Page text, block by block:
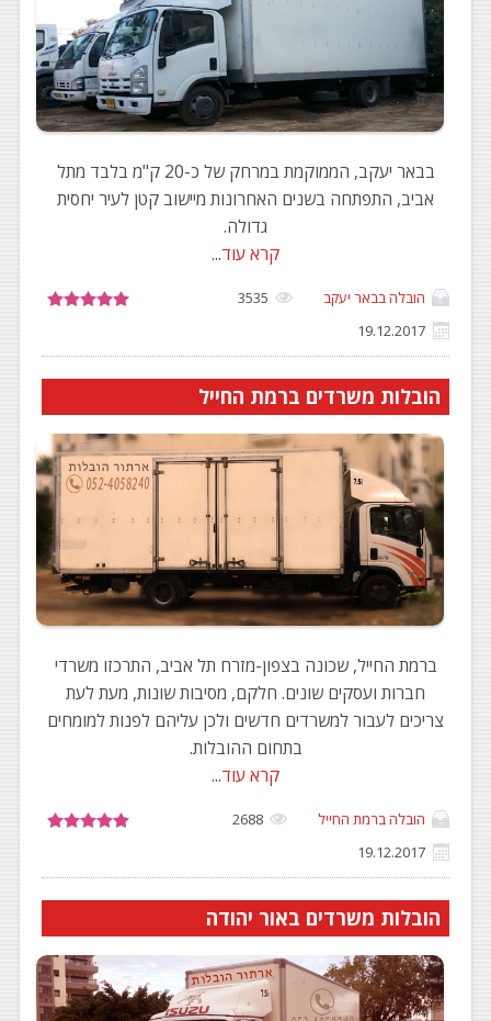
בבאר יעקב, הממוקמת במרחק של כ-20 ק"מ בלבד מתל
אביב, התפתחה בשנים האחרונות מיישוב קטן לעיר יחסית
גדולה.
קרא עוד...
הובלה בבאר יעקב
3535
19.12.2017
הובלות משרדים ברמת החייל
ברמת החייל, שכונה בצפון-מזרח תל אביב, התרכזו משרדי
חברות ועסקים שונים. חלקם, מסיבות שונות, מעת לעת
צריכים לעבור למשרדים חדשים ולכן עליהם לפנות למומחים
בתחום ההובלות.
קרא עוד...
הובלה ברמת החייל
2688
19.12.2017
הובלות משרדים באור יהודה